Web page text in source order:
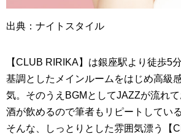
出典：ナイトスタイル
【CLUB RIRIKA】は銀座駅より徒歩5
基調としたメインルームをはじめ高級
気。そのうえBGMとしてJAZZが流れ
酒が飲めるので筆者もリピートしてい
そんな、しっとりとした雰囲気漂う【